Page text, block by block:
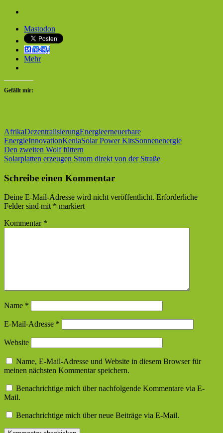
Mastodon
Bluesky
Mehr
Gefällt mir:
AfrikaDezentralisierungEnergieerneuerbare
EnergieInnovationKeniaSolar Power KitsSonnenenergie
Beitragsnavigation
Vorheriger
Beitrag:
Den zweiten Wolf füttern
Nächster
Solarplatten erzeugen Strom direkt von der Straße
Schreibe einen Kommentar
Deine E-Mail-Adresse wird nicht veröffentlicht. Erforderliche
Felder sind mit * markiert
Kommentar *
Name *
E-Mail-Adresse *
Website
Name, E-Mail-Adresse und Website in diesem Browser für
meinen nächsten Kommentar speichern.
Benachrichtige mich über nachfolgende Kommentare via E-
Mail.
Benachrichtige mich über neue Beiträge via E-Mail.